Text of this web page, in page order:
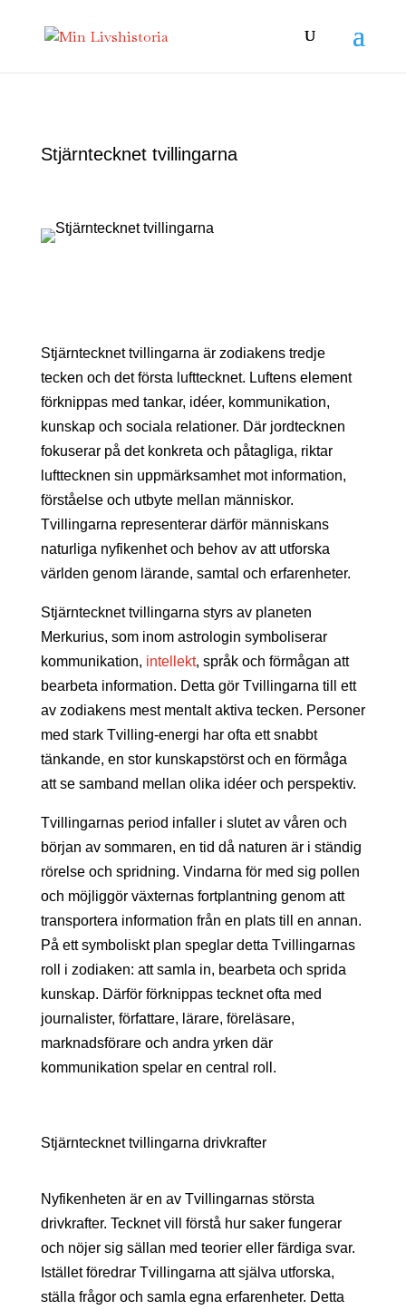
Stjärntecknet tvillingarna
Stjärntecknet tvillingarna är zodiakens tredje
tecken och det första lufttecknet. Luftens element
förknippas med tankar, idéer, kommunikation,
kunskap och sociala relationer. Där jordtecknen
fokuserar på det konkreta och påtagliga, riktar
lufttecknen sin uppmärksamhet mot information,
förståelse och utbyte mellan människor.
Tvillingarna representerar därför människans
naturliga nyfikenhet och behov av att utforska
världen genom lärande, samtal och erfarenheter.
Stjärntecknet tvillingarna styrs av planeten
Merkurius, som inom astrologin symboliserar
kommunikation, intellekt, språk och förmågan att
bearbeta information. Detta gör Tvillingarna till ett
av zodiakens mest mentalt aktiva tecken. Personer
med stark Tvilling-energi har ofta ett snabbt
tänkande, en stor kunskapstörst och en förmåga
att se samband mellan olika idéer och perspektiv.
Tvillingarnas period infaller i slutet av våren och
början av sommaren, en tid då naturen är i ständig
rörelse och spridning. Vindarna för med sig pollen
och möjliggör växternas fortplantning genom att
transportera information från en plats till en annan.
På ett symboliskt plan speglar detta Tvillingarnas
roll i zodiaken: att samla in, bearbeta och sprida
kunskap. Därför förknippas tecknet ofta med
journalister, författare, lärare, föreläsare,
marknadsförare och andra yrken där
kommunikation spelar en central roll.
Stjärntecknet tvillingarna drivkrafter
Nyfikenheten är en av Tvillingarnas största
drivkrafter. Tecknet vill förstå hur saker fungerar
och nöjer sig sällan med teorier eller färdiga svar.
Istället föredrar Tvillingarna att själva utforska,
ställa frågor och samla egna erfarenheter. Detta